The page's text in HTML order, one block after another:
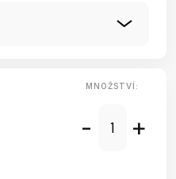
MNOŽSTVÍ:
- +